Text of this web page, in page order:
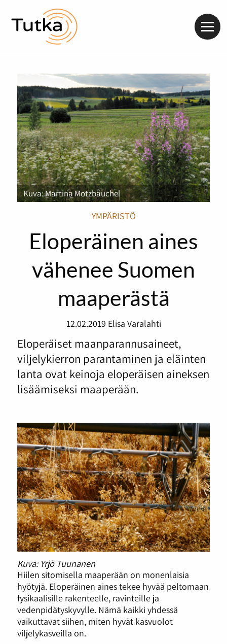
Kuva: Martina Motzbäuchel
YMPÄRISTÖ
Eloperäinen aines
vähenee Suomen
maaperästä
12.02.2019 Elisa Varalahti
Eloperäiset maanparannusaineet,
viljelykierron parantaminen ja eläinten
lanta ovat keinoja eloperäisen aineksen
lisäämiseksi maaperään.
Kuva: Yrjö Tuunanen
Hiilen sitomisella maaperään on monenlaisia
hyötyjä. Eloperäinen aines tekee hyvää peltomaan
fysikaalisille rakenteelle, ravinteille ja
vedenpidätyskyvylle. Nämä kaikki yhdessä
vaikuttavat siihen, miten hyvät kasvuolot
viljelykasveilla on.